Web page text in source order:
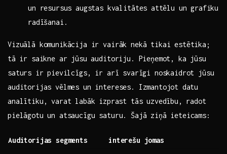
un​ resursus augstas kvalitātes⁢ attēlu un grafiku
‍radīšanai.
Vizuālā komunikācija ir vairāk nekā tikai estētika;
tā ⁢ir saikne ar jūsu​ auditoriju. Pieņemot, ka jūsu
saturs ir ⁢pievilcīgs, ir arī svarīgi noskaidrot jūsu​
auditorijas vēlmes un ​intereses. Izmantojot ⁢datu
analītiku, varat labāk⁣ izprast tās uzvedību,⁤ radot
pielāgotu un atsaucīgu saturu.‍ Šajā ziņā ieteicams:
Auditorijas‍ segments interešu jomas